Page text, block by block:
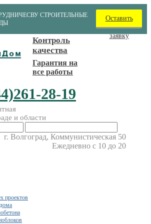
СТРОИТЕЛЬНЫЕ
Оставить
заявку
Контроль
качества
Гарантия на
все работы
28-19
и области
г. Волгоград, Коммунистическая 50
Ежедневно с 10 до 20
проектов